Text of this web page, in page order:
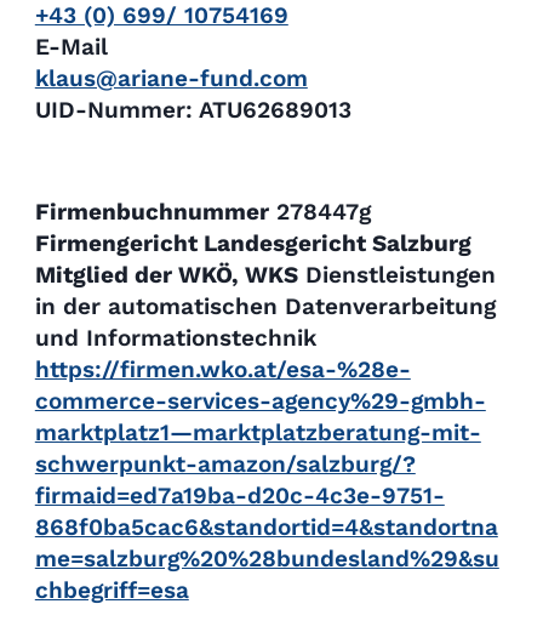
+43 (0) 699/ 10754169
E-Mail
klaus@ariane-fund.com
UID-Nummer: ATU62689013
Firmenbuchnummer278447g
Firmengericht Landesgericht Salzburg
Mitglied der WKÖ, WKSDienstleistungen
in der automatischen Datenverarbeitung
und Informationstechnik
https://firmen.wko.at/esa-%28e-
commerce-services-agency%29-gmbh-
marktplatz1—marktplatzberatung-mit-
schwerpunkt-amazon/salzburg/?
firmaid=ed7a19ba-d20c-4c3e-9751-
868f0ba5cac6&standortid=4&standortna
me=salzburg%20%28bundesland%29&su
chbegriff=esa